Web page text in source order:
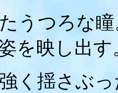
うつろな
を映し出
強く揺さぶ